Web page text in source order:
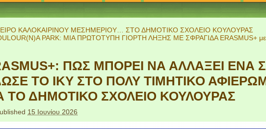
ΚΑΛΟΚΑΙΡΙΝΟΥ ΜΕΣΗΜΕΡΙΟΥ… ΣΤΟ ΔΗΜΟΤΙΚΟ ΣΧΟΛΕΙΟ ΚΟΥΛΟΥΡΑΣ
PARK: ΜΙΑ ΠΡΩΤΟΤΥΠΗ ΓΙΟΡΤΗ ΛΗΞΗΣ ΜΕ ΣΦΡΑΓΙΔΑ ERASMUS+ με
ΠΩΣ ΜΠΟΡΕΙ ΝΑ ΑΛΛΑΞΕΙ ΕΝΑ
ΤΟ ΙΚΥ ΣΤΟ ΠΟΛΥ ΤΙΜΗΤΙΚΟ
ΤΟ ΔΗΜΟΤΙΚΟ ΣΧΟΛΕΙΟ ΚΟΥΛΟΥΡΑΣ
15 Ιουνίου 2026